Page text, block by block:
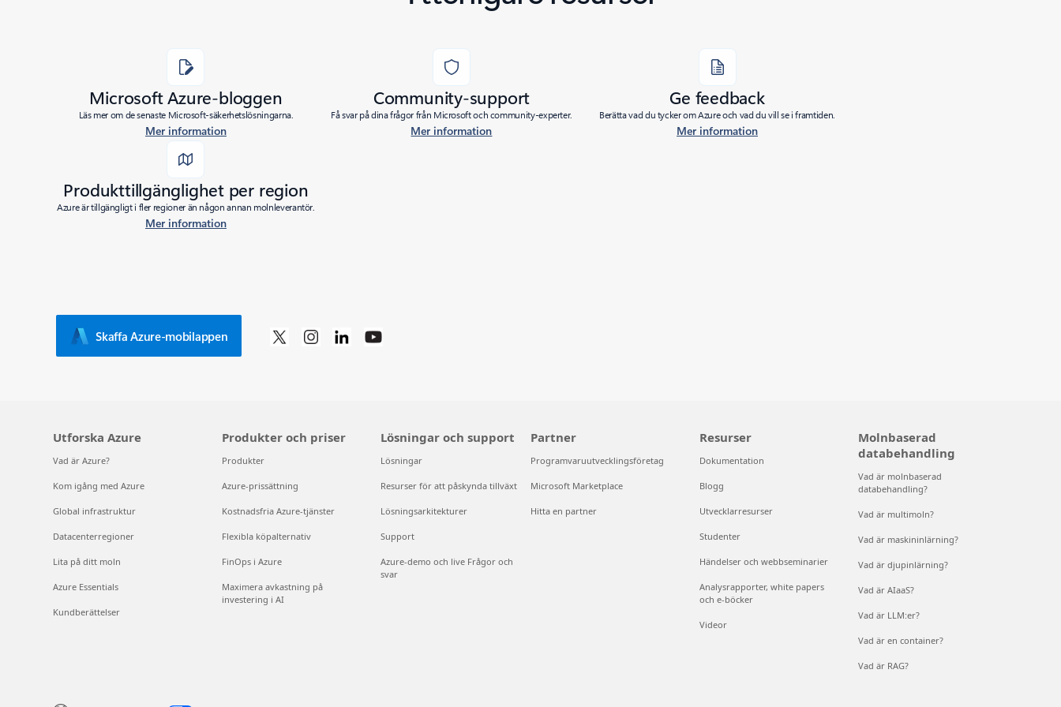
Microsoft Azure-bloggen
Läs mer om de senaste Microsoft-säkerhetslösningarna.
Mer information
Community-support
Få svar på dina frågor från Microsoft och community-experter.
Mer information
Ge feedback
Berätta vad du tycker om Azure och vad du vill se i framtiden.
Mer information
Produkttillgänglighet per region
Azure är tillgängligt i fler regioner än någon annan molnleverantör.
Mer information
Skaffa Azure-mobilappen
Utforska Azure
Vad är Azure?
Kom igång med Azure
Global infrastruktur
Datacenterregioner
Lita på ditt moln
Azure Essentials
Kundberättelser
Produkter och priser
Produkter
Azure-prissättning
Kostnadsfria Azure-tjänster
Flexibla köpalternativ
FinOps i Azure
Maximera avkastning på
investering i AI
Lösningar och support
Lösningar
Resurser för att påskynda tillväxt
Lösningsarkitekturer
Support
Azure-demo och live Frågor och
svar
Partner
Programvaruutvecklingsföretag
Microsoft Marketplace
Hitta en partner
Resurser
Dokumentation
Blogg
Utvecklarresurser
Studenter
Händelser och webbseminarier
Analysrapporter, white papers
och e-böcker
Videor
Molnbaserad
databehandling
Vad är molnbaserad
databehandling?
Vad är multimoln?
Vad är maskininlärning?
Vad är djupinlärning?
Vad är AIaaS?
Vad är LLM:er?
Vad är en container?
Vad är RAG?